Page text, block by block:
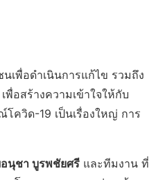
เพื่อดำเนินการแก้ไข รวมถึง
พื่อสร้างความเข้าใจให้กับ
ควิด-19 เป็นเรื่องใหญ่ การ
นุชา บูรพชัยศรี และทีมงาน ที่